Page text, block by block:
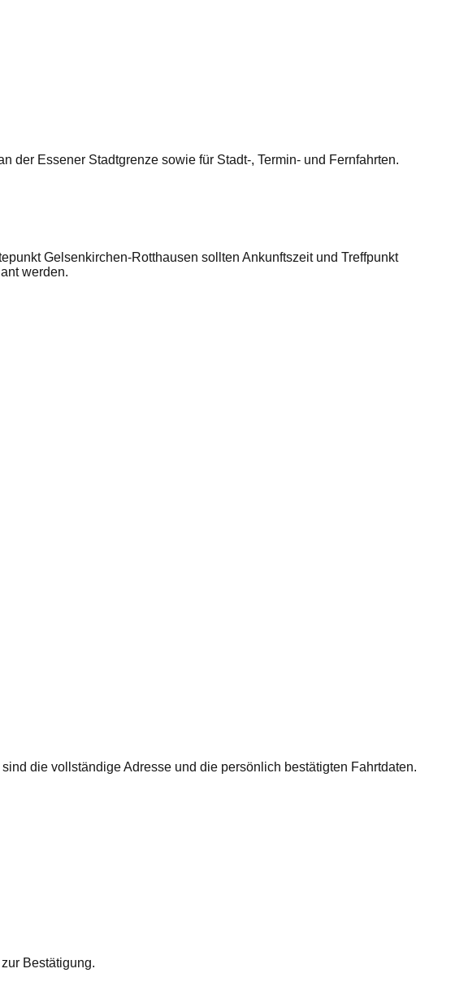
der Essener Stadtgrenze sowie für Stadt-, Termin- und Fernfahrten.
Gelsenkirchen-Rotthausen sollten Ankunftszeit und Treffpunkt
werden.
die vollständige Adresse und die persönlich bestätigten Fahrtdaten.
Bestätigung.